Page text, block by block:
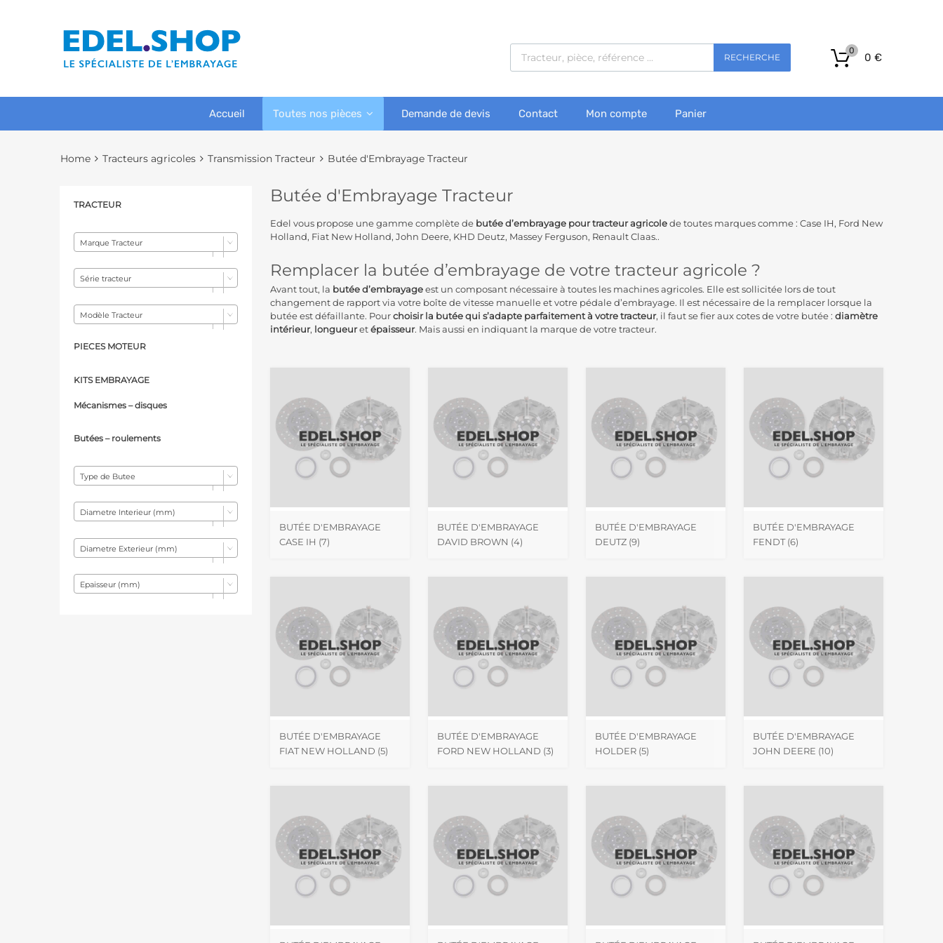
RECHERCHE 0 €
0
Accueil Toutes nos pièces Demande de devis Contact Mon compte Panier
Home Tracteurs agricoles Transmission Tracteur Butée d'Embrayage Tracteur
Butée d'Embrayage Tracteur
Edel vous propose une gamme complète de butéed’embrayage pour tracteur agricolede toutes marques comme : Case IH, Ford New
Holland, Fiat New Holland, John Deere, KHD Deutz, Massey Ferguson, Renault Claas..
Remplacer la butée d’embrayage de votre tracteur agricole ?
Avant tout, la butéed’embrayageest un composant nécessaire à toutes les machines agricoles. Elle est sollicitée lors de tout
changement de rapport via votre boîte de vitesse manuelle et votre pédale d’embrayage. Il est nécessaire de la remplacer lorsque la
butée est défaillante. Pourchoisir la butée qui s’adapte parfaitement à votre tracteur, il faut se fier aux cotes de votre butée : diamètre
intérieur, longueuretépaisseur. Mais aussi en indiquant la marque de votre tracteur.
BUTÉE D'EMBRAYAGE
CASE IH (7)
BUTÉE D'EMBRAYAGE
DAVID BROWN (4)
BUTÉE D'EMBRAYAGE
DEUTZ (9)
BUTÉE D'EMBRAYAGE
FENDT(6)
BUTÉE D'EMBRAYAGE
FIAT NEW HOLLAND (5)
BUTÉE D'EMBRAYAGE
FORD NEW HOLLAND (3)
BUTÉE D'EMBRAYAGE
HOLDER (5)
BUTÉE D'EMBRAYAGE
JOHN DEERE (10)
TRACTEUR
Marque Tracteur
Série tracteur
Modèle Tracteur
PIECES MOTEUR
KITS EMBRAYAGE
Mécanismes – disques
Butées – roulements
Type de Butee
Diametre Interieur (mm)
Diametre Exterieur (mm)
Epaisseur (mm)